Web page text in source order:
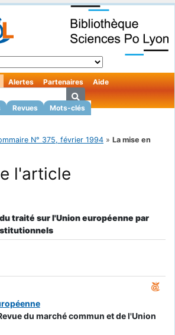
Revues Mots-clés
Alertes Partenaires Aide
N° 375, février 1994 » La mise en
l'article
traité sur l'Union européenne par
du marché commun et de l'Union